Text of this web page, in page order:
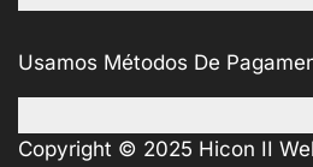
Usamos Métodos De
Copyright © 2025 Hicon II